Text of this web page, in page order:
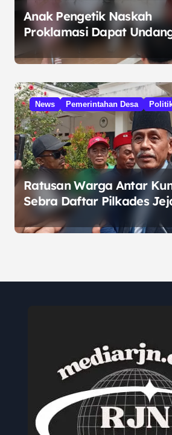
Anak Pengetik Naskah
Proklamasi Dapat
HUT RI dari Presiden
Prabowo
News Pemerintahan Desa
Ratusan Warga Antar
Sebra Daftar Pilkades
Jaya, Serukan Pemilu